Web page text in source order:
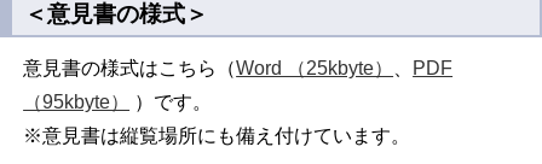
＜意見書の様式＞
意見書の様式はこちら（Word （25kbyte）
PDF
（95kbyte）
）です。
※意見書は縦覧場所にも備え付けています。